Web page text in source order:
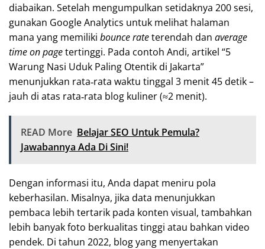
diabaikan. Setelah mengumpulkan setidaknya 200 sesi,
gunakan Google Analytics untuk melihat halaman
mana yang memiliki bounce rateterendah dan average
time on pagetertinggi. Pada contoh Andi, artikel “5
Warung Nasi Uduk Paling Otentik di Jakarta”
menunjukkan rata‑rata waktu tinggal 3 menit 45 detik –
jauh di atas rata‑rata blog kuliner (≈2 menit).
READ More Belajar SEO Untuk Pemula?
Jawabannya Ada Di Sini!
Dengan informasi itu, Anda dapat meniru pola
keberhasilan. Misalnya, jika data menunjukkan
pembaca lebih tertarik pada konten visual, tambahkan
lebih banyak foto berkualitas tinggi atau bahkan video
pendek. Di tahun 2022, blog yang menyertakan